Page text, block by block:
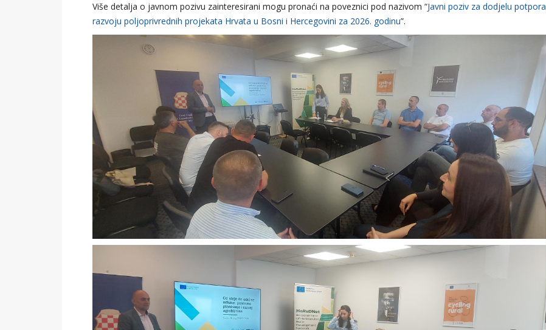
Više detalja o javnom pozivu zainteresirani mogu pronaći na poveznici pod nazivom “Javni poziv za dodjelu potpora
razvoju poljoprivrednih projekata Hrvata u Bosni i Hercegovini za 2026. godinu”.